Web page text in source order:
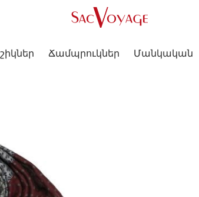
Ճամպրուկներ Մանկական